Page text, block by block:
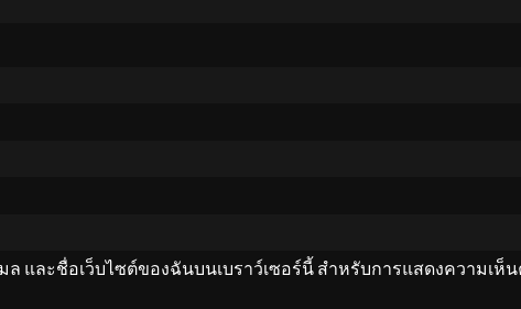
ล และชื่อเว็บไซต์ของฉันบนเบราว์เซอร์นี้ สำหรับการแสดงความเห็